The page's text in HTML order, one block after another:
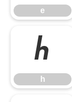
e
h
h